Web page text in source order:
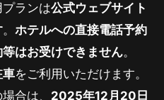
プランは公式ウェブサイト
。 ホテルへの直接電話予約
はお受けできません。
車をご利用いただけます。
合は、 2025年12月20日